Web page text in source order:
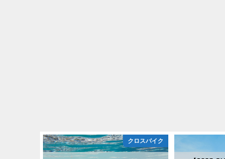
クロスバイク